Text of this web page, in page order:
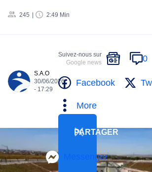
245 2:49 Min
S.A.O
30/06/2026
- 17:29
Suivez-nous sur
Google news
0
Facebook
More
PARTAGER
Messenger